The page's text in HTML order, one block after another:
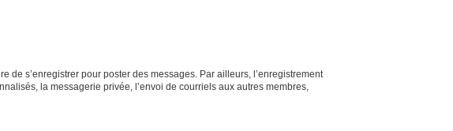
de s’enregistrer pour poster des messages. Par ailleurs, l’enregistrement
la messagerie privée, l’envoi de courriels aux autres membres,